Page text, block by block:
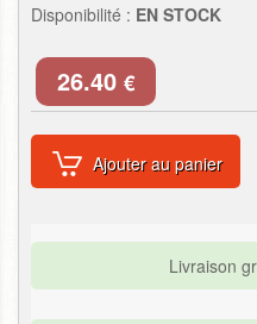
Disponibilité : EN STOCK
26.40 €
Ajouter au panier
Livraison